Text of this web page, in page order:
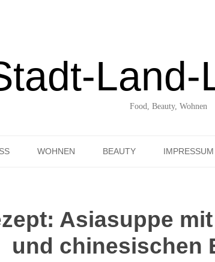
Land-
Food, Beauty, Wohnen
WOHNEN BEAUTY IMPRESSUM
Asiasuppe
und chinesischen